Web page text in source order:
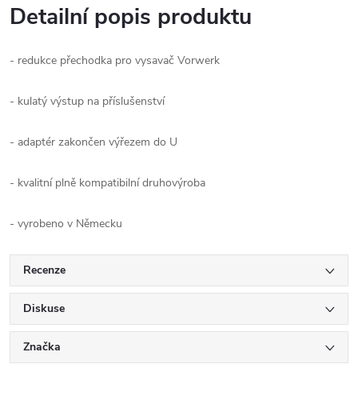
Detailní popis produktu
- redukce přechodka pro vysavač Vorwerk
- kulatý výstup na příslušenství
- adaptér zakončen výřezem do U
- kvalitní plně kompatibilní druhovýroba
- vyrobeno v Německu
Recenze
Diskuse
Značka